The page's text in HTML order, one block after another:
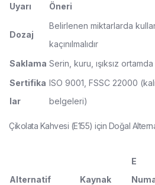
Uyarı Öneri
Dozaj
Belirlenen miktarlarda
kaçınılmalıdır
Saklama Serin, kuru, ışıksız
Sertifika
lar
ISO 9001, FSSC 22000
belgeleri)
Çikolata Kahvesi (E155) için Doğal
Alternatif Kaynak
E